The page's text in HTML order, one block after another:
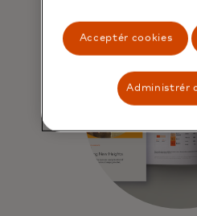
Acceptér cookies
Administrér